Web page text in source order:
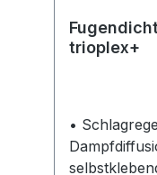
trioplex+
•
selbstklebend • Aus